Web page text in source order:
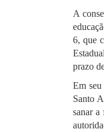
A
6, que
prazo
Em seu
Santo
sanar a